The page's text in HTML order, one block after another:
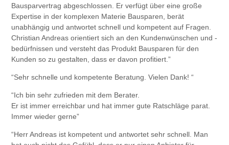
Bausparvertrag abgeschlossen. Er verfügt über eine große
Expertise in der komplexen Materie Bausparen, berät
unabhängig und antwortet schnell und kompetent auf Fragen.
Christian Andreas orientiert sich an den Kundenwünschen und -
bedürfnissen und versteht das Produkt Bausparen für den
Kunden so zu gestalten, dass er davon profitiert.”
“Sehr schnelle und kompetente Beratung. Vielen Dank! “
“Ich bin sehr zufrieden mit dem Berater.
Er ist immer erreichbar und hat immer gute Ratschläge parat.
Immer wieder gerne”
“Herr Andreas ist kompetent und antwortet sehr schnell. Man